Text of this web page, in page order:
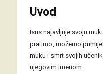
Uvod
Isus najavljuje svoju
pratimo, možemo
muku i smrt svojih
njegovim imenom.